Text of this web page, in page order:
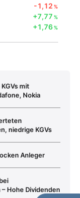
-1,12%
+7,77 %
+1,76%
mit
Nokia
niedrige KGVs
Anleger
Hohe Dividenden